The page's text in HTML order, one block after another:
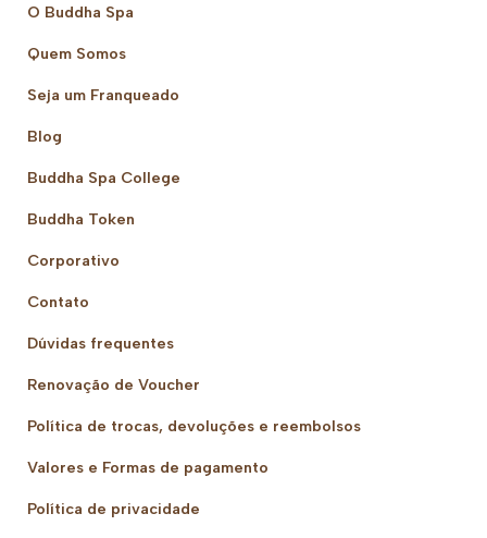
O Buddha Spa
Quem Somos
Seja um Franqueado
Blog
Buddha Spa College
Buddha Token
Corporativo
Contato
Dúvidas frequentes
Renovação de Voucher
Política de trocas, devoluções e reembolsos
Valores e Formas de pagamento
Política de privacidade